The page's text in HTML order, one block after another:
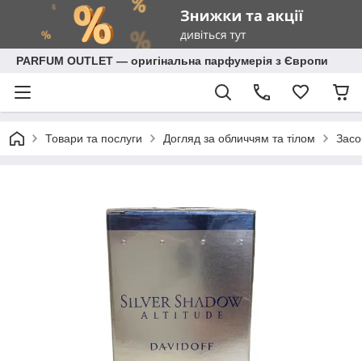
PARFUM OUTLET — оригінальна парфумерія з Європи
Товари та послуги Догляд за обличчям та тілом